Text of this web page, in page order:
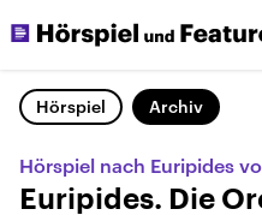
Hörspiel Archiv
Hörspiel nach Euripides
Euripides. Die